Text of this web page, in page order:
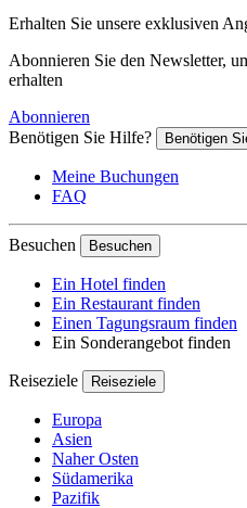
Erhalten Sie unsere exklusiven
Abonnieren Sie den Newsletter,
erhalten
Abonnieren
Benötigen Sie Hilfe?
Benötigen
Meine Buchungen
FAQ
Besuchen Besuchen
Ein Hotel finden
Ein Restaurant finden
Einen Tagungsraum finden
Ein Sonderangebot finden
Reiseziele Reiseziele
Europa
Asien
Naher Osten
Südamerika
Pazifik